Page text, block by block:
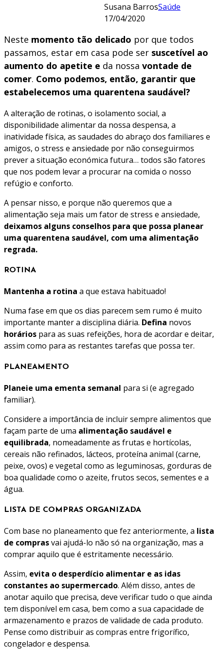
Susana BarrosSaúde
17/04/2020
Neste momento tão delicado por que todos
passamos, estar em casa pode ser suscetível ao
aumento do apetite e da nossa vontade de
comer. Como podemos, então, garantir que
estabelecemos uma quarentena saudável?
A alteração de rotinas, o isolamento social, a
disponibilidade alimentar da nossa despensa, a
inatividade física, as saudades do abraço dos familiares e
amigos, o stress e ansiedade por não conseguirmos
prever a situação económica futura… todos são fatores
que nos podem levar a procurar na comida o nosso
refúgio e conforto.
A pensar nisso, e porque não queremos que a
alimentação seja mais um fator de stress e ansiedade,
deixamos alguns conselhos para que possa planear
uma quarentena saudável, com uma alimentação
regrada.
ROTINA
Mantenha a rotina a que estava habituado!
Numa fase em que os dias parecem sem rumo é muito
importante manter a disciplina diária. Defina novos
horários para as suas refeições, hora de acordar e deitar,
assim como para as restantes tarefas que possa ter.
PLANEAMENTO
Planeie uma ementa semanal para si (e agregado
familiar).
Considere a importância de incluir sempre alimentos que
façam parte de uma alimentação saudável e
equilibrada, nomeadamente as frutas e hortícolas,
cereais não refinados, lácteos, proteína animal (carne,
peixe, ovos) e vegetal como as leguminosas, gorduras de
boa qualidade como o azeite, frutos secos, sementes e a
água.
LISTA DE COMPRAS ORGANIZADA
Com base no planeamento que fez anteriormente, a lista
de comprasvai ajudá-lo não só na organização, mas a
comprar aquilo que é estritamente necessário.
Assim, evita o desperdício alimentar e as idas
constantes ao supermercado. Além disso, antes de
anotar aquilo que precisa, deve verificar tudo o que ainda
tem disponível em casa, bem como a sua capacidade de
armazenamento e prazos de validade de cada produto.
Pense como distribuir as compras entre frigorífico,
congelador e despensa.